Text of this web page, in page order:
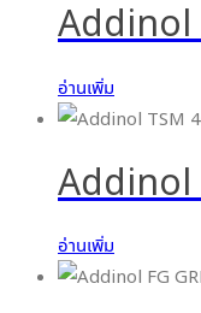
Addinol
อ่านเพิ่ม
Addinol
อ่านเพิ่ม